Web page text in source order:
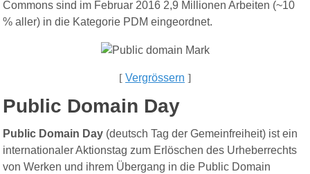
Commons sind im Februar 2016 2,9 Millionen Arbeiten (~10
% aller) in die Kategorie PDM eingeordnet.
[ Vergrössern ]
Public Domain Day
Public Domain Day (deutsch Tag der Gemeinfreiheit) ist ein
internationaler Aktionstag zum Erlöschen des Urheberrechts
von Werken und ihrem Übergang in die Public Domain